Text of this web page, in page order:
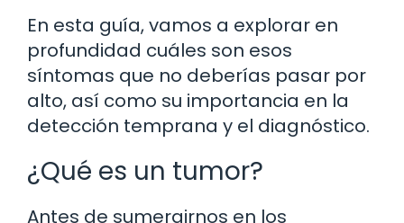
En esta guía, vamos a explorar en
profundidad cuáles son esos
síntomas que no deberías pasar por
alto, así como su importancia en la
detección temprana y el diagnóstico.
¿Qué es un tumor?
Antes de sumergirnos en los